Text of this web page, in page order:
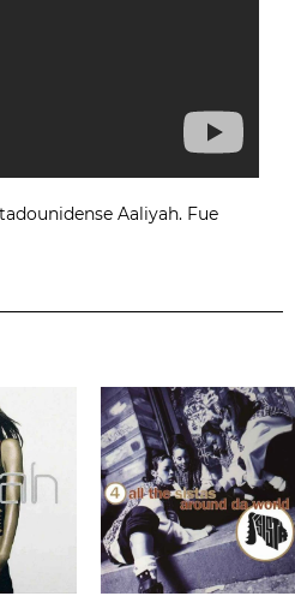
Aaliyah. Fue